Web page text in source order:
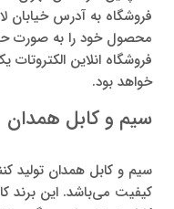
محصول خود را به صورت
فروشگاه انلاین
خواهد بود.
سیم و کابل همدان
سیم و کابل همدان تولید